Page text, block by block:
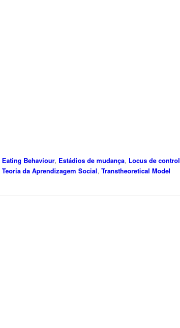
Eating Behaviour, Estádios de mudança, Locus de control
Teoria da Aprendizagem Social, Transtheoretical Model